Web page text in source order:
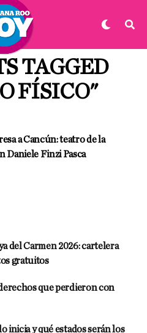
TAGGED
FÍSICO"
a Cancún: teatro de la
Daniele Finzi Pasca
del Carmen 2026: cartelera
gratuitos
que perdieron con
inicia y qué estados serán los